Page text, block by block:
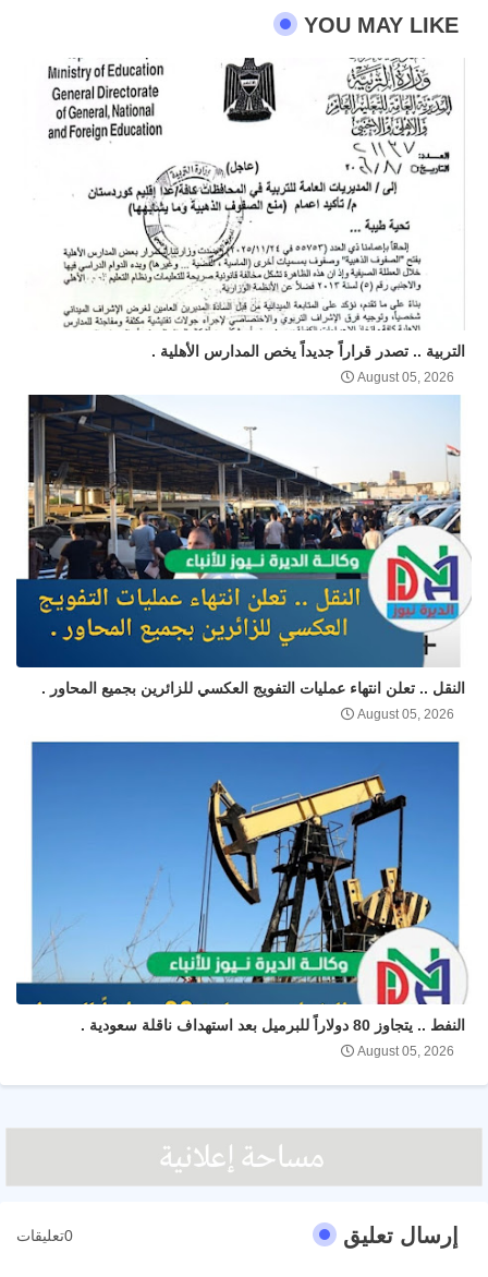
YOU MAY LIKE
التربية .. تصدر قراراً جديداً يخص المدارس الأهلية .
August 05, 2026
النقل .. تعلن انتهاء عمليات التفويج العكسي للزائرين بجميع المحاور .
August 05, 2026
النفط .. يتجاوز 80 دولاراً للبرميل بعد استهداف ناقلة سعودية .
August 05, 2026
إرسال تعليق 0تعليقات